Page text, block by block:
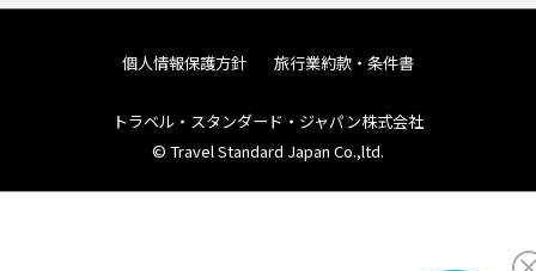
個人情報保護方針 旅行業約款・条件書
トラベル・スタンダード・ジャパン株式会社
© Travel Standard Japan Co.,ltd.